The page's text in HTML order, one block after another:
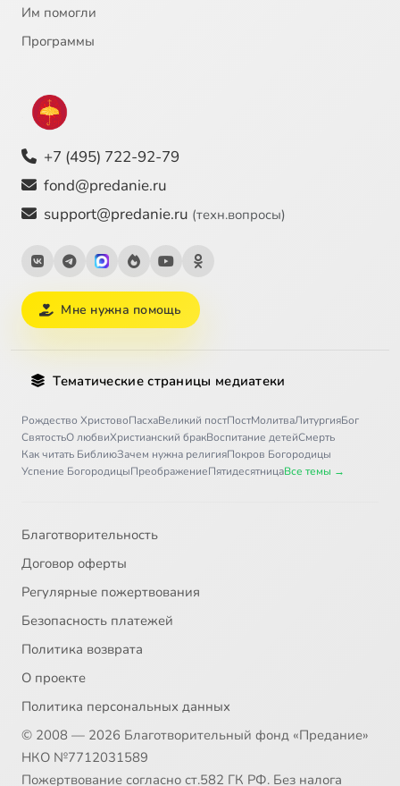
Им помогли
Программы
+7 (495) 722-92-79
fond@predanie.ru
support@predanie.ru (техн.вопросы)
Мне нужна помощь
Тематические страницы медиатеки
Рождество ХристовоПасхаВеликий постПостМолитваЛитургияБог
СвятостьО любвиХристианский бракВоспитание детейСмерть
Как читать БиблиюЗачем нужна религияПокров Богородицы
Успение БогородицыПреображениеПятидесятницаВсе темы →
Благотворительность
Договор оферты
Регулярные пожертвования
Безопасность платежей
Политика возврата
О проекте
Политика персональных данных
© 2008 — 2026 Благотворительный фонд «Предание»
НКО №7712031589
Пожертвование согласно ст.582 ГК РФ. Без налога